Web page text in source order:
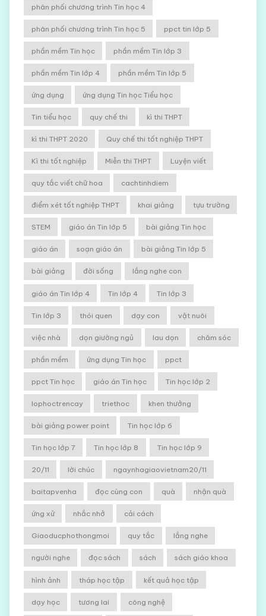
phân phối chương trình Tin học 4
phân phối chương trình Tin học 5 ppct tin lớp 5
phần mềm Tin học phần mềm Tin lớp 3
phần mềm Tin lớp 4 phần mềm Tin lớp 5
ứng dụng ứng dụng Tin học Tiểu học
Tin tiểu học quy chế thi kì thi THPT
kì thi THPT 2020 Quy chế thi tốt nghiệp THPT
Kì thi tốt nghiệp Miễn thi THPT Luyện viết
quy tắc viết chữ hoa cachtinhdiem
điểm xét tốt nghiệp THPT khai giảng tựu trường
STEM giáo án Tin lớp 5 bài giảng Tin học
giáo án soạn giáo án bài giảng Tin lớp 5
bài giảng đời sống lắng nghe con
giáo án Tin lớp 4 Tin lớp 4 Tin lớp 3
Tin lớp 3 thói quen dạy con vật nuôi
việc nhà dọn giường ngủ lau dọn chăm sóc
phần mềm ứng dụng Tin học ppct
ppct Tin học giáo án Tin học Tin học lớp 2
lophoctrencay triethoc khen thưởng
bài giảng power point Tin học lớp 6
Tin học lớp 7 Tin học lớp 8 Tin học lớp 9
20/11 lời chúc ngaynhagiaovietnam20/11
baitapvenha đọc cùng con quà nhận quà
ứng xử nhắc nhở cải cách
Giaoducphothongmoi quy tắc lắng nghe
người nghe đọc sách sách sách giáo khoa
hình ảnh tháp học tập kết quả học tập
dạy học tương lai công nghệ